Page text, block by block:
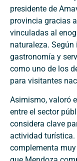
presidente de
provincia gracias
vinculadas al
naturaleza.
gastronomía y
como uno de los
para visitantes
Asimismo, valoró
entre el sector
considera clave
actividad turística.
complementa